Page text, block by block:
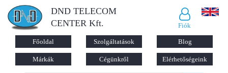
DND TELECOM
CENTER Kft.
Fiók
Főoldal Szolgáltatások Blog
Márkák Cégünkről Elérhetőségeink